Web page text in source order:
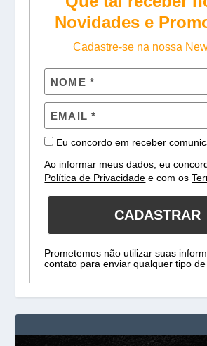
Novidades e
Cadastre-se na nossa
Eu concordo em receber
Ao informar meus dados, eu
Política de Privacidade e com os
CADASTRAR
Prometemos não utilizar suas
contato para enviar qualquer tipo de